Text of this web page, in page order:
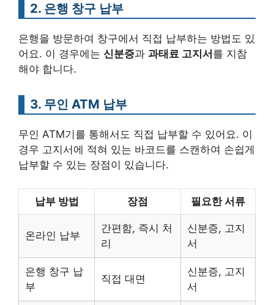
2. 은행 창구 납부
은행을 방문하여 창구에서 직접 납부하는 방법도 있
어요. 이 경우에는 신분증과 과태료 고지서 를 지참
해야 합니다.
3. 무인 ATM 납부
무인 ATM기를 통해서도 직접 납부할 수 있어요. 이
경우 고지서에 적혀 있는 바코드를 스캔하여 손쉽게
납부할 수 있는 장점이 있습니다.
납부 방법 장점 필요한 서류
온라인 납부
간편함, 즉시 처
리
신분증, 고지
서
은행 창구 납
부
직접 대면
신분증, 고지
서